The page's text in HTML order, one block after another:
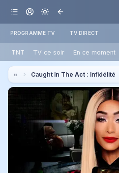
PROGRAMME TV TV DIRECT
TNT TV ce soir En ce moment
Caught In The Act : Infidélité